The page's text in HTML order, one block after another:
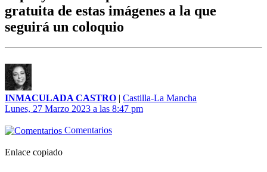
gratuita de estas imágenes a la que
seguirá un coloquio
INMACULADA CASTRO | Castilla-La Mancha
Lunes, 27 Marzo 2023 a las 8:47 pm
Comentarios
Enlace copiado